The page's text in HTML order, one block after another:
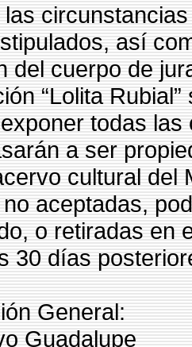
las
así
del cuerpo de
“Lolita
todas
a ser
cultural del
aceptadas,
o retiradas en
30 días
General:
Guadalupe